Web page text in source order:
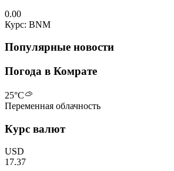
0.00
Курс: BNM
Популярные новости
Погода в Комрате
25°C
Переменная облачность
Курс валют
USD
17.37